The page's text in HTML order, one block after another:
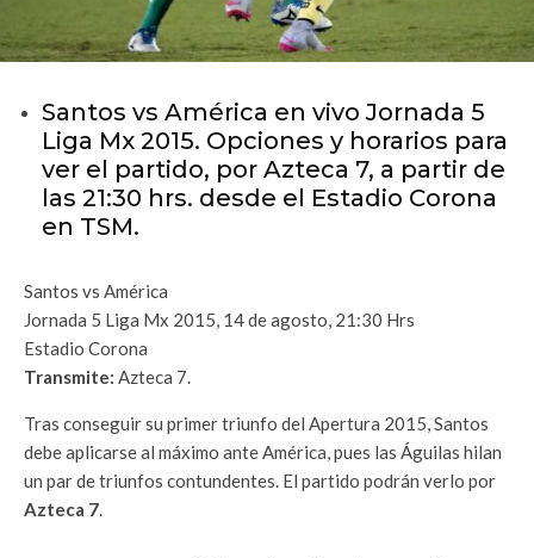
Santos vs América en vivo Jornada 5
Liga Mx 2015. Opciones y horarios para
ver el partido, por Azteca 7, a partir de
las 21:30 hrs. desde el Estadio Corona
en TSM.
Santos vs América
Jornada 5 Liga Mx 2015, 14 de agosto, 21:30 Hrs
Estadio Corona
Transmite: Azteca 7.
Tras conseguir su primer triunfo del Apertura 2015, Santos
debe aplicarse al máximo ante América, pues las Águilas hilan
un par de triunfos contundentes. El partido podrán verlo por
Azteca 7.